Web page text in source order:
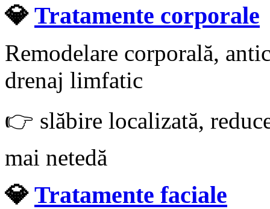
💎 Tratamente corporale
Remodelare corporală,
drenaj limfatic
👉 slăbire localizată,
mai netedă
💎 Tratamente faciale